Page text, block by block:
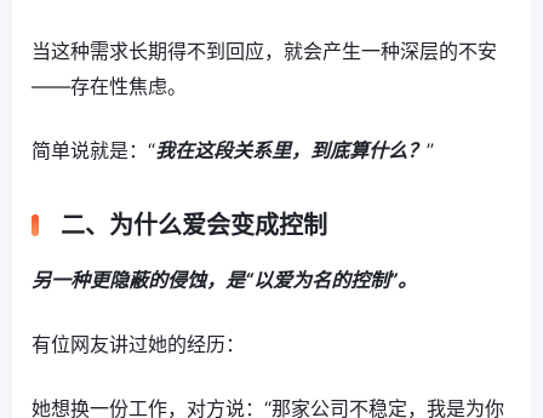
当这种需求长期得不到回应，就会产生一种深层的不安
——存在性焦虑。
简单说就是：“我在这段关系里，到底算什么？ ”
二、为什么爱会变成控制
另一种更隐蔽的侵蚀，是“以爱为名的控制”。
有位网友讲过她的经历：
她想换一份工作，对方说：“那家公司不稳定，我是为你